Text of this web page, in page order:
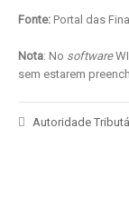
Fonte: Portal das
Nota: No software
sem estarem
Autoridade